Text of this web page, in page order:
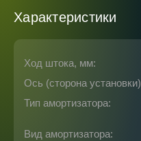
Характеристики
Ход штока, мм:
Ось (сторона
Тип амортизатора:
Вид амортизатора: